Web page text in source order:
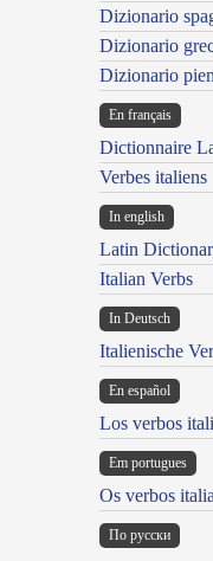
Dizionario
Dizionario
Dizionario
En français
Dictionnaire
Verbes italiens
In english
Latin
Italian Verbs
In Deutsch
Italienische
En español
Los verbos
Em portugues
Os verbos
По русски